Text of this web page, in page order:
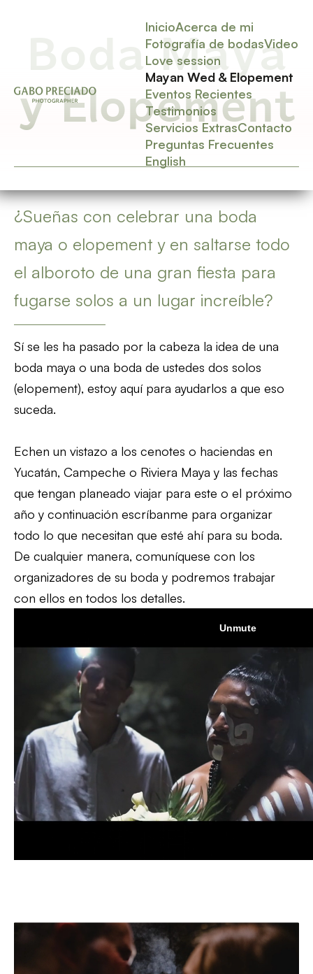
InicioAcerca de mi
Fotografía de bodasVideo
Love session
Mayan Wed & Elopement
Eventos Recientes
Testimonios
Servicios ExtrasContacto
Preguntas Frecuentes
English
Boda Maya
y Elopement
¿Sueñas con celebrar una boda
maya o elopement y en saltarse todo
el alboroto de una gran fiesta para
fugarse solos a un lugar increíble?
Sí se les ha pasado por la cabeza la idea de una
boda maya o una boda de ustedes dos solos
(elopement), estoy aquí para ayudarlos a que eso
suceda.
Echen un vistazo a los cenotes o haciendas en
Yucatán, Campeche o Riviera Maya y las fechas
que tengan planeado viajar para este o el próximo
año y continuación escríbanme para organizar
todo lo que necesitan que esté ahí para su boda.
De cualquier manera, comuníquese con los
organizadores de su boda y podremos trabajar
con ellos en todos los detalles.